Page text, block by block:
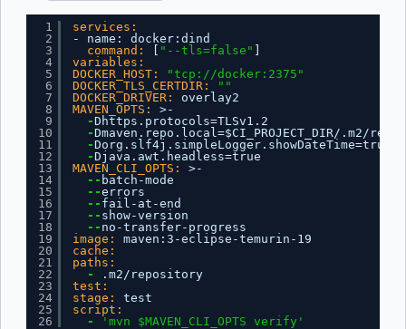
1
2
3
4
5
6
7
8
9
10
11
12
13
14
15
16
17
18
19
20
21
22
23
24
25
26
services:
- name : docker: dind
command:
"--tls=false"
variables:
DOCKER_HOST:
"tcp://docker:2375"
DOCKER_TLS_CERTDIR:
""
DOCKER_DRIVER:
overlay2
MAVEN_OPTS:
>-
-Dhttps.protocols=TLSv1.2
-Dmaven.repo.local=$CI_PROJECT_DIR/.m2/
-Dorg.slf4j.simpleLogger.showDateTime=true
-Djava.awt.headless=true
MAVEN_CLI_OPTS:
>-
-- batch-mode
--errors
-- fail-at-end
-- show-version
-- no-transfer-progress
image:
maven : 3-eclipse-temurin-19
cache:
paths:
-
.m2/repository
test:
stage:
test
script:
-
'mvn $MAVEN_CLI_OPTS verify'